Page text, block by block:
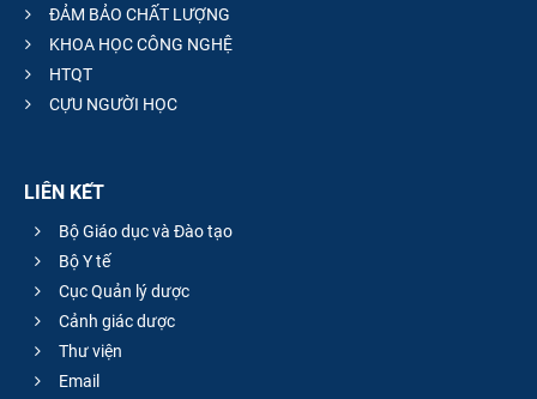
ĐẢM BẢO CHẤT LƯỢNG
KHOA HỌC CÔNG NGHỆ
HTQT
CỰU NGƯỜI HỌC
LIÊN KẾT
Bộ Giáo dục và Đào tạo
Bộ Y tế
Cục Quản lý dược
Cảnh giác dược
Thư viện
Email